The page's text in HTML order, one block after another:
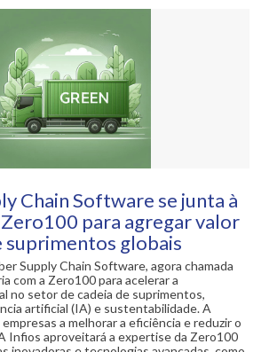
Chain Software se junta à
para agregar valor
suprimentos globais
Supply Chain Software, agora chamada
com a Zero100 para acelerar a
no setor de cadeia de suprimentos,
artificial (IA) e sustentabilidade. A
a melhorar a eficiência e reduzir o
Infios aproveitará a expertise da Zero100